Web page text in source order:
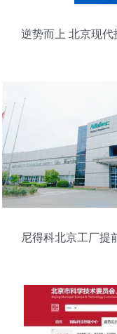
逆势而上 北京现
尼得科北京工厂提